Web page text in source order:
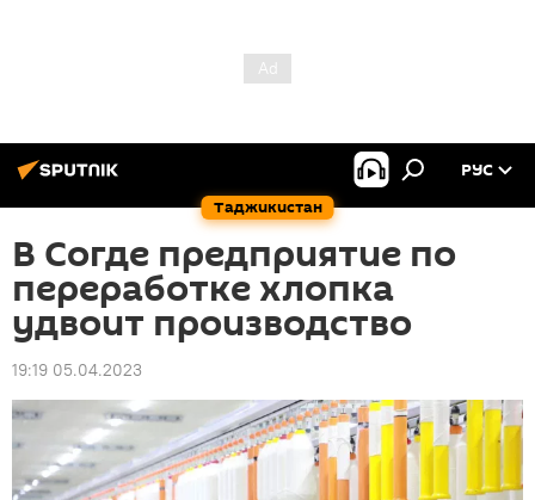
Таджикистан
РУС
В Согде предприятие по
переработке хлопка
удвоит производство
19:19 05.04.2023